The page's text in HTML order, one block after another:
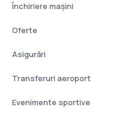
Închiriere mașini
Oferte
Asigurări
Transferuri aeroport
Evenimente sportive